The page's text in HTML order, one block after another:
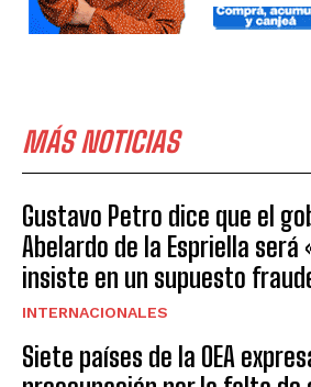
MÁS NOTICIAS
Gustavo Petro dice que el
Abelardo de la Espriella será
insiste en un supuesto
INTERNACIONALES
Siete países de la OEA